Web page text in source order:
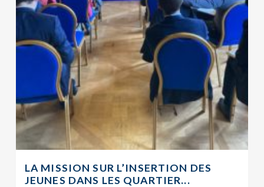
LA MISSION SUR L’INSERTION DES
JEUNES DANS LES QUARTIER...